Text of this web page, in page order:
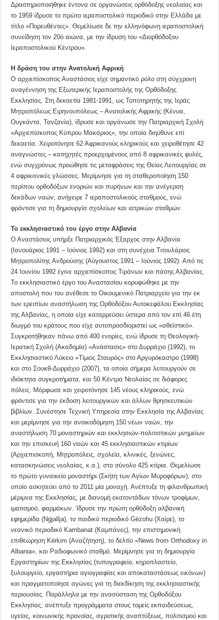
Δραστηριοποιήθηκε έντονα σε οργανώσεις ορθόδοξης νεολαίας και
το 1959 ίδρυσε το πρώτο ιεραποστολικό περιοδικό στην Ελλάδα με
τίτλο «Πορευθέντες». Θεμελίωσε δε την ελληνόφωνη ιεραποστολική
συνείδηση τον 20ό αιώνα, με την ίδρυση του «Διορθόδοξου
Ιεραποστολικού Κέντρου».
Η δράση του στην Ανατολική Αφρική
Ο αρχιεπίσκοπος Αναστάσιος είχε σημαντικό ρόλο στη σύγχρονη
αναγέννηση της Εξωτερικής Ιεραποστολής της Ορθόδοξης
Εκκλησίας. Στη δεκαετία 1981-1991, ως Τοποτηρητής της Ιεράς
Μητροπόλεως Ειρηνουπόλεως – Ανατολικής Αφρικής (Κένυα,
Ουγκάντα, Τανζανία), ίδρυσε και οργάνωσε την Πατριαρχική Σχολή
«Αρχιεπίσκοπος Kύπρου Μακάριος», την οποία διηύθυνε επί
δεκαετία. Χειροτόνησε 62 Αφρικανούς κληρικούς και χειροθέτησε 42
αναγνώστες – κατηχητές προερχομένους από 8 αφρικανικές φυλές,
ενώ συγχρόνως προώθησε τις μεταφράσεις της Θείας Λειτουργίας σε
4 αφρικανικές γλώσσες. Μερίμνησε για τη σταθεροποίηση 150
περίπου ορθοδόξων ενοριών και πυρήνων και την ανέγερση
δεκάδων ναών, ανήγειρε 7 ιεραποστολικούς σταθμούς, ενώ
φρόντισε για τη δημιουργία σχολείων και ιατρικών σταθμών.
Το εκκλησιαστικό του έργο στην Αλβανία
Ο Αναστάσιος υπήρξε Πατριαρχικός Έξαρχος στην Αλβανία
(Ιανουάριος 1991 – Ιούνιος 1992) και στη συνέχεια Τιτουλάριος
Μητροπολίτης Ανδρούσης (Aύγουστος 1991 – Ιούνιος 1992). Από τις
24 Ιουνίου 1992 έγινε αρχιεπίσκοπος Τιράνων και πάσης Αλβανίας.
Το εκκλησιαστικό έργο του Αναστασίου κορυφώθηκε με την
αποστολή που του ανέθεσε το Οικουμενικό Πατριαρχείο για την εκ
των ερειπίων αναστήλωση της Ορθοδόξου Αυτοκεφάλου Εκκλησίας
της Αλβανίας, η οποία είχε καταρρεύσει ύστερα από τον επί 46 έτη
διωγμό του κράτους που είχε αυτοπροσδιοριστεί ως «αθεϊστικό».
Συγκροτήθηκαν πάνω από 400 ενορίες, ενώ ίδρυσε τη Θεολογική-
Ιερατική Σχολή (Ακαδημία) «Ανάστασις» στο Δυρράχιο (1992), το
Εκκλησιαστικό Λύκειο «Tίμιος Σταυρός» στο Αργυρόκαστρο (1998)
και στο Σουκθ-Δυρράχιο (2007), τα οποία σήμερα λειτουργούν σε
ιδιόκτητα συγκροτήματα, και 50 Κέντρα Νεολαίας σε διάφορες
πόλεις. Μόρφωσε και χειροτόνησε 145 νέους κληρικούς, ενώ
φρόντισε για την έκδοση λειτουργικών και άλλων θρησκευτικών
βιβλίων. Συνέστησε Τεχνική Υπηρεσία στην Εκκλησία της Αλβανίας
και μερίμνησε για την ανοικοδόμηση 150 νέων ναών, την
αναστήλωση 70 μοναστηριών και εκκλησιών-πολιτιστικών μνημείων
και την επισκευή 160 ναών και 45 εκκλησιαστικών κτιρίων
(Αρχιεπισκοπή, Μητροπόλεις, σχολεία, κλινικές, ξενώνες,
κατασκηνώσεις νεολαίας, κ.α.), στο σύνολο 425 κτίρια. Θεμελίωσε
το πρώτο γυναικείο μοναστήρι (Σκήτη των Αγίων Μυροφόρων), στο
οποίο ασκητεύει από το 2011 μία μοναχή. Ανέπτυξε τη φιλανθρωπική
μέριμνα της Εκκλησίας, με διανομή εκατοντάδων τόνων τροφίμων,
ιματισμού, φαρμάκων. Ίδρυσε την πρώτη ορθόδοξη αλβανική
εφημερίδα (Ngjallja), το παιδικό περιοδικό Gëzohu (Χαίρε), το
νεανικό περιοδικό Kambanat (Καμπάνες), την επιστημονική
επιθεώρηση Kërkim (Αναζήτηση), το δελτίο «News from Orthodoxy in
Albania», και Ραδιοφωνικό σταθμό. Μερίμνησε για τη δημιουργία
Εργαστηρίων της Εκκλησίας (τυπογραφείο, κηροπλαστείο,
ξυλουργείο, εργαστήρια αγιογραφίας και αποκαταστάσεως εικόνων)
και πραγματοποίησε αγώνες για τη διεκδίκηση της εκκλησιαστικής
περιουσίας. Παράλληλα με την ανασύσταση της Ορθοδόξου
Εκκλησίας, ανέπτυξε προγράμματα στους τομείς εκπαιδεύσεως,
υγείας, κοινωνικής προνοίας, αγροτικής αναπτύξεως, πολιτισμού και